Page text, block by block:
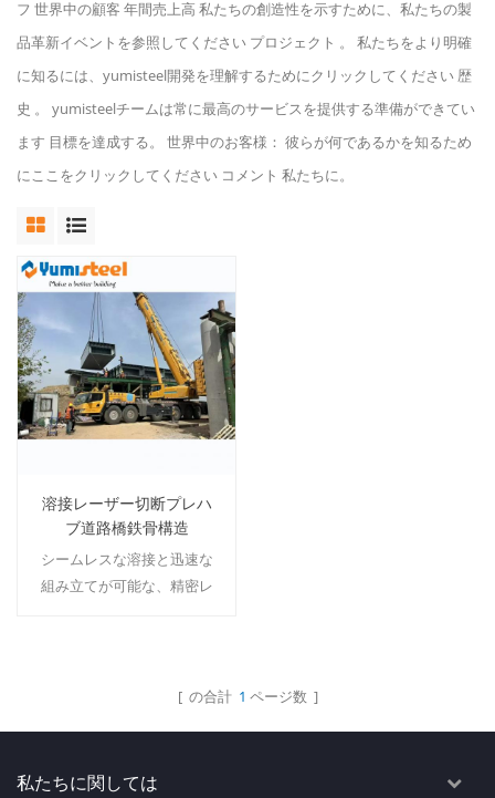
フ 世界中の顧客 年間売上高 私たちの創造性を示すために、私たちの製
品革新イベントを参照してください プロジェクト 。 私たちをより明確
に知るには、yumisteel開発を理解するためにクリックしてください 歴
史 。 yumisteelチームは常に最高のサービスを提供する準備ができてい
ます 目標を達成する。 世界中のお客様： 彼らが何であるかを知るため
にここをクリックしてください コメント 私たちに。
溶接レーザー切断プレハ
ブ道路橋鉄骨構造
シームレスな溶接と迅速な
組み立てが可能な、精密レ
[ の合計 1 ページ数 ]
私たちに関しては